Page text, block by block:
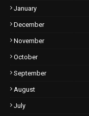
January
December
November
October
September
August
July